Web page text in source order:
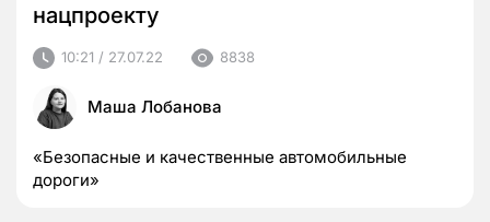
нацпроекту
10:21 / 27.07.22 8838
Маша Лобанова
«Безопасные и качественные автомобильные
дороги»